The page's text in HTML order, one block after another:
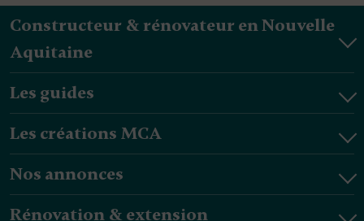
Constructeur & rénovateur en Nouvelle
Aquitaine
Les guides
Les créations MCA
Nos annonces
Rénovation & extension